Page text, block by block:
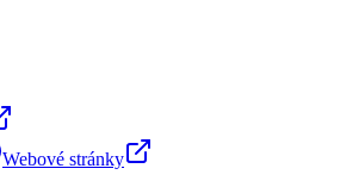
Webové stránky